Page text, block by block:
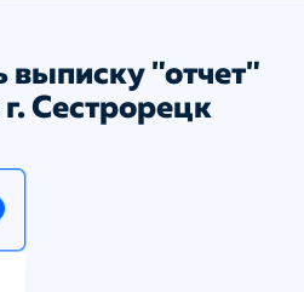
выписку "отчет"
Сестрорецк